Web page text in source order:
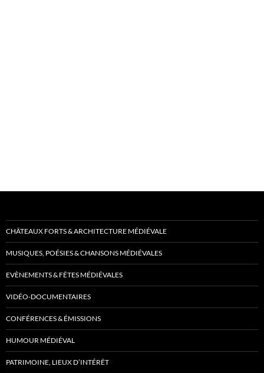
CHÂTEAUX FORTS & ARCHITECTURE MÉDIÉVALE
MUSIQUES, POÉSIES & CHANSONS MÉDIÉVALES
EVÈNEMENTS & FÊTES MÉDIÉVALES
VIDÉO-DOCUMENTAIRES
CONFÉRENCES & ÉMISSIONS
HUMOUR MÉDIÉVAL
PATRIMOINE, LIEUX D’INTÉRÊT